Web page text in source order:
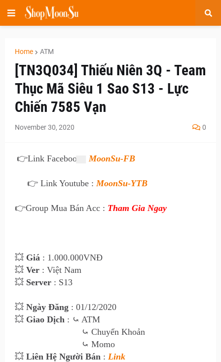
Home ATM
[TN3Q034] Thiếu Niên 3Q - Team
Thục Mã Siêu 1 Sao S13 - Lực
Chiến 7585 Vạn
November 30, 2020 0
👉Link Facebook :MoonSu-FB
👉 Link Youtube : MoonSu-YTB
👉Group Mua Bán Acc : Tham Gia Ngay
💥 Giá : 1.000.000VNĐ
💥 Ver : Việt Nam
💥 Server : S13
💥 Ngày Đăng : 01/12/2020
💥 Giao Dịch : ⤿ ATM
⤿ Chuyển Khoản
⤿ Momo
💥 Liên Hệ Người Bán : Link